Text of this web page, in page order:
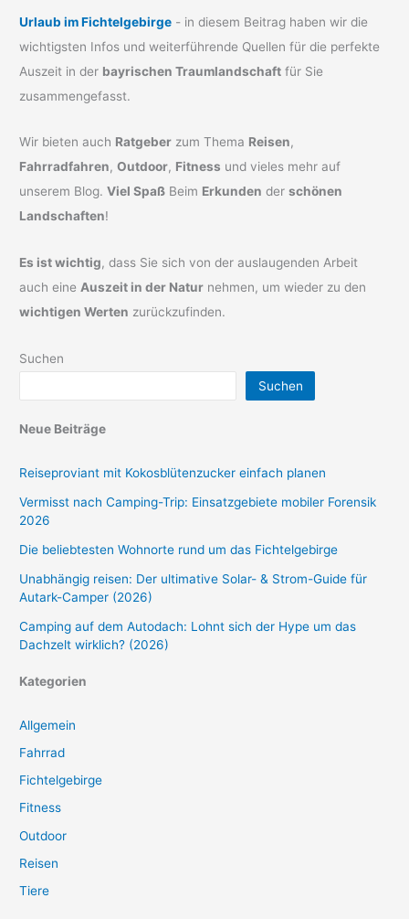
Urlaub im Fichtelgebirge - in diesem Beitrag haben wir die
wichtigsten Infos und weiterführende Quellen für die perfekte
Auszeit in der bayrischen Traumlandschaft für Sie
zusammengefasst.
Wir bieten auch Ratgeber zum Thema Reisen,
Fahrradfahren,Outdoor, Fitness und vieles mehr auf
unserem Blog.Viel Spaß Beim Erkunden derschönen
Landschaften!
Es ist wichtig, dass Sie sich von der auslaugenden Arbeit
auch eineAuszeit in der Natur nehmen, um wieder zu den
wichtigen Werten zurückzufinden.
Suchen
Suchen
Neue Beiträge
Reiseproviant mit Kokosblütenzucker einfach planen
Vermisst nach Camping-Trip: Einsatzgebiete mobiler Forensik
2026
Die beliebtesten Wohnorte rund um das Fichtelgebirge
Unabhängig reisen: Der ultimative Solar- & Strom-Guide für
Autark-Camper (2026)
Camping auf dem Autodach: Lohnt sich der Hype um das
Dachzelt wirklich? (2026)
Kategorien
Allgemein
Fahrrad
Fichtelgebirge
Fitness
Outdoor
Reisen
Tiere